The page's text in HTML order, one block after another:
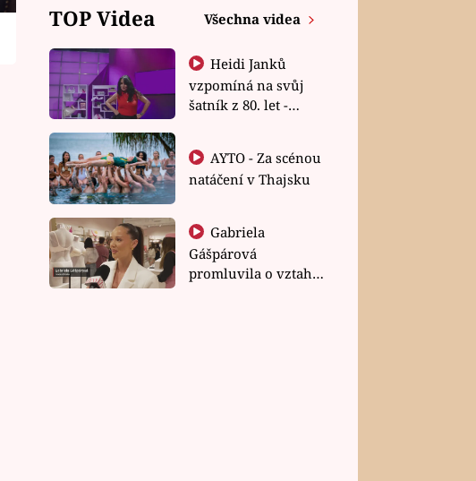
TOP Videa Všechna videa
Heidi Janků
vzpomíná na svůj
šatník z 80. let -
natáčení v Thajsku
Gabriela
Gášpárová
promluvila o vztahu